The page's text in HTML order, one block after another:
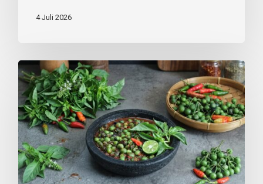
4 Juli 2026
Berkenalan
dengan
Leunca:
Superfood
Lokal
Kaya
Manfaat